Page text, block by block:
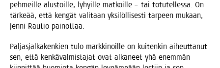
peh­meil­le alus­toil­le, lyhyil­le mat­koil­le – tai totu­tel­les­sa. On
tär­ke­ää, että ken­gät vali­taan yksi­löl­li­ses­ti tar­peen mukaan,
Jen­ni Rau­tio painottaa.
Pal­jas­jal­ka­ken­kien tulo mark­ki­noil­le on kui­ten­kin aiheut­ta­nut
sen, että ken­kä­val­mis­ta­jat ovat alka­neet yhä enem­män